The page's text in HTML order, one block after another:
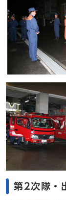
第2次隊・